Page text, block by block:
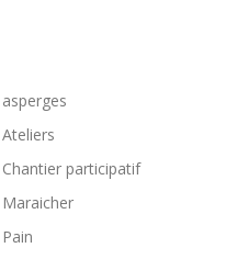
asperges
Ateliers
Chantier participatif
Maraicher
Pain